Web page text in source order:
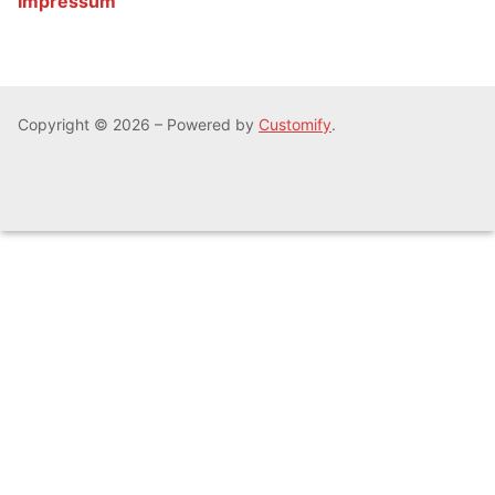
Copyright © 2026 – Powered by Customify.